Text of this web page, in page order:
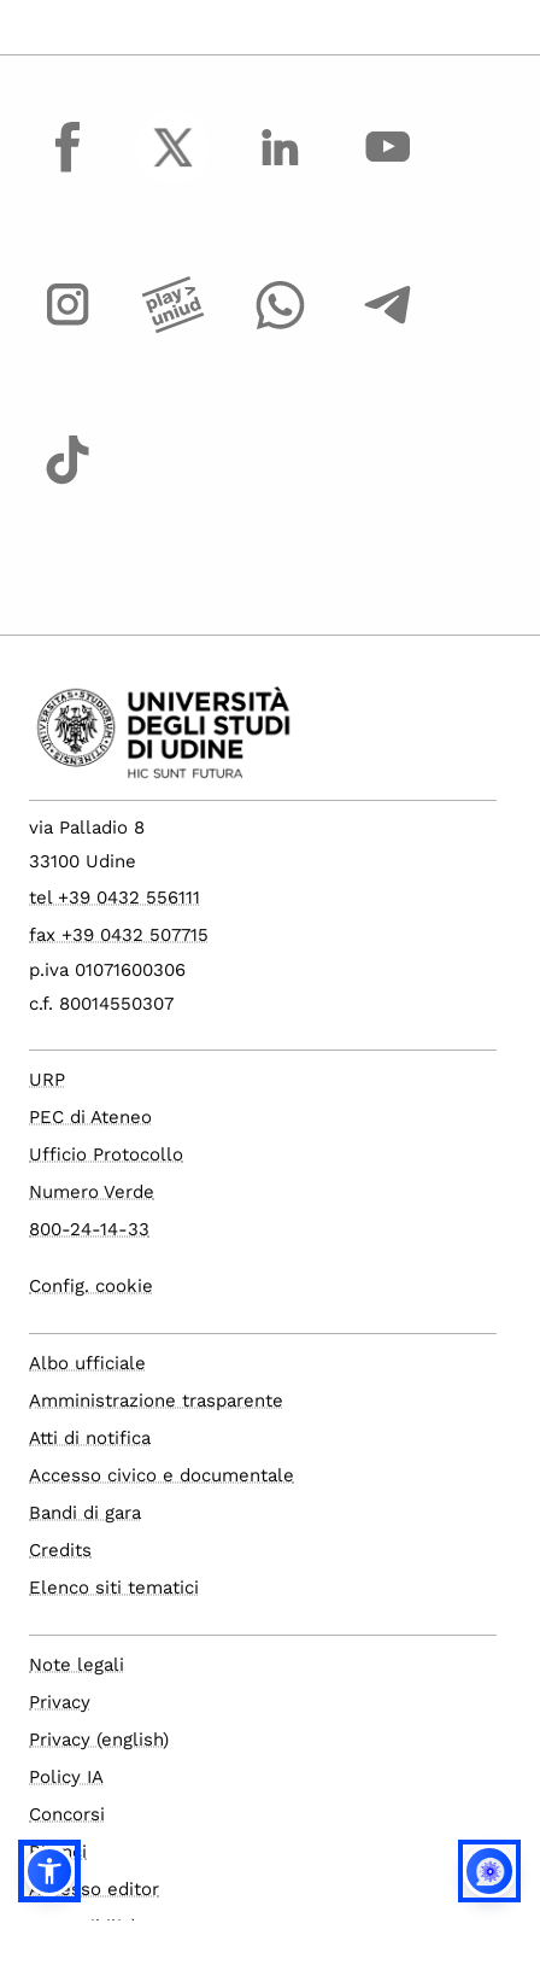
facebook
via Palladio 8
33100 Udine
tel +39 0432 556111
fax +39 0432 507715
p.iva 01071600306
c.f. 80014550307
URP
PEC di Ateneo
Ufficio Protocollo
Numero Verde
800-24-14-33
Config. cookie
Albo ufficiale
Amministrazione trasparente
Atti di notifica
Accesso civico e documentale
Bandi di gara
Credits
Elenco siti tematici
Note legali
Privacy
Privacy (english)
Policy IA
Concorsi
Bilanci
Accesso editor
Accessibilità